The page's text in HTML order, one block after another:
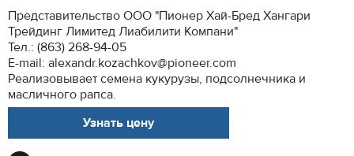
Представительство ООО "Пионер Хай-Бред Хангари
Трейдинг Лимитед Лиабилити Компани"
Тел.: (863) 268-94-05
E-mail: alexandr.kozachkov@pioneer.com
Реализовывает семена кукурузы, подсолнечника и
масличного рапса.
Узнать цену